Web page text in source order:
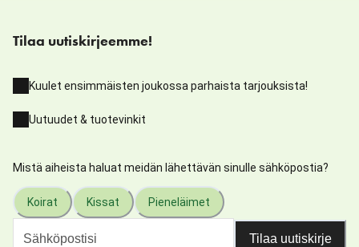
Tilaa uutiskirjeemme!
Kuulet ensimmäisten joukossa parhaista tarjouksista!
Uutuudet & tuotevinkit
Mistä aiheista haluat meidän lähettävän sinulle sähköpostia?
Koirat Kissat Pieneläimet
Tilaa uutiskirje